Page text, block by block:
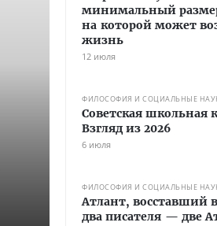
минимальный
на которой может
жизнь
12 июля
ФИЛОСОФИЯ И СОЦИАЛЬНЫЕ
Советская школьная
Взгляд из 2026
6 июля
ФИЛОСОФИЯ И СОЦИАЛЬНЫЕ
Атлант, восставший
два писателя — две